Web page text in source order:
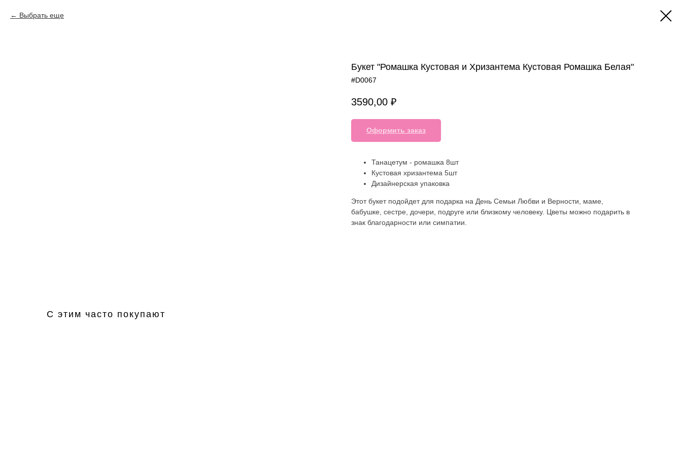
Выбрать еще
Букет "Ромашка Кустовая и Хризантема Кустовая Ромашка Белая"
#D0067
3590,00 ₽
Оформить заказ
Танацетум - ромашка 8шт
Кустовая хризантема 5шт
Дизайнерская упаковка
Этот букет подойдет для подарка на День Семьи Любви и Верности, маме,
бабушке, сестре, дочери, подруге или близкому человеку. Цветы можно подарить в
знак благодарности или симпатии.
С этим часто покупают